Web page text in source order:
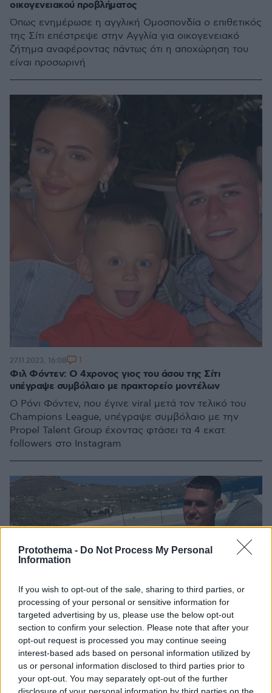
Protothema - Do Not Process My Personal
Information
If you wish to opt-out of the sale, sharing to third parties, or
processing of your personal or sensitive information for
targeted advertising by us, please use the below opt-out
section to confirm your selection. Please note that after your
opt-out request is processed you may continue seeing
interest-based ads based on personal information utilized by
us or personal information disclosed to third parties prior to
your opt-out. You may separately opt-out of the further
οικογενειακού προβλήματος
Όπως ενημέρωσε η αγγλική Ομοσπονδία ο επιθετικός
της Σίτι επέστρεψε στην Αγγλία για οικογενειακό
ζήτημα αναφέροντας πάντως ότι η αποχώρηση του
είναι προσωρινή
Φιλ Φόντεν: Ο 4χρονος γιος του άσου της Σίτι
υπέγραψε συμβόλαιο με πρακτορείο μοντέλων
Ο Ρόνι Φόντεν, που έγινε viral μετά τον τελικό του
Champions League, υπέγραψε συμβόλαιο με την
Propel Talent Group έχοντας φτάσει τα 4 εκατ.
followers στο Instagram
27.11.2023, 16:08 1